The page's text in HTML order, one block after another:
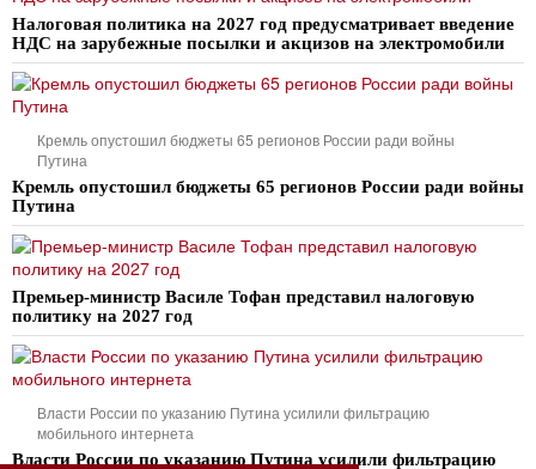
Налоговая политика на 2027 год предусматривает введение
НДС на зарубежные посылки и акцизов на электромобили
Кремль опустошил бюджеты 65 регионов России ради войны
Путина
Кремль опустошил бюджеты 65 регионов России ради войны
Путина
Премьер-министр Василе Тофан представил налоговую
политику на 2027 год
Власти России по указанию Путина усилили фильтрацию
мобильного интернета
Власти России по указанию Путина усилили фильтрацию